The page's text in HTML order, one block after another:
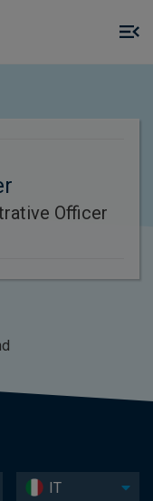
Officer
IT